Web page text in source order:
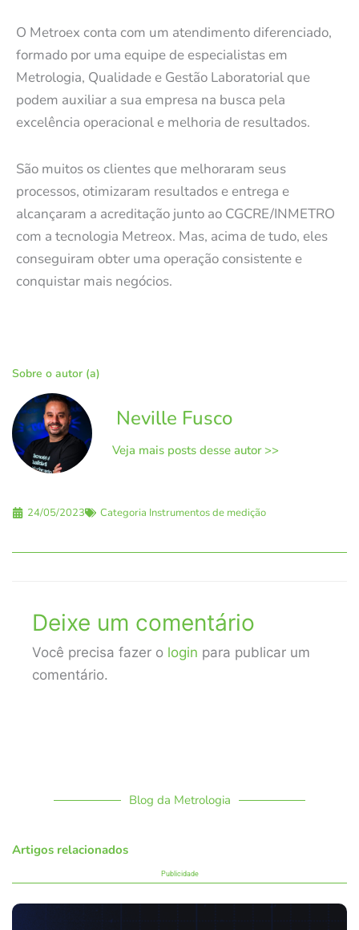
O Metroex conta com um atendimento diferenciado,
formado por uma equipe de especialistas em
Metrologia, Qualidade e Gestão Laboratorial que
podem auxiliar a sua empresa na busca pela
excelência operacional e melhoria de resultados.
São muitos os clientes que melhoraram seus
processos, otimizaram resultados e entrega e
alcançaram a acreditação junto ao CGCRE/INMETRO
com a tecnologia Metreox. Mas, acima de tudo, eles
conseguiram obter uma operação consistente e
conquistar mais negócios.
Sobre o autor (a)
Neville Fusco
Veja mais posts desse autor >>
24/05/2023 Categoria Instrumentos de medição
Deixe um comentário
Você precisa fazer o login para publicar um
comentário.
Blog da Metrologia
Artigos relacionados
Publicidade